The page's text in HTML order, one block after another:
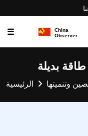
☰
بديلة
الرئيسية وتنميتها